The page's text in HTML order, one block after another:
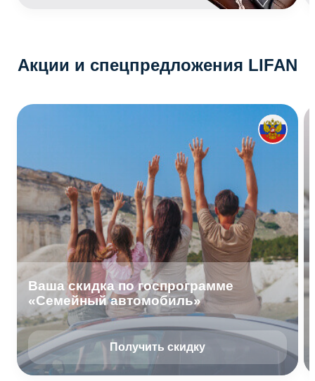
Акции и спецпредложения LIFAN
Ваша скидка по госпрограмме
«Семейный автомобиль»
Получить скидку